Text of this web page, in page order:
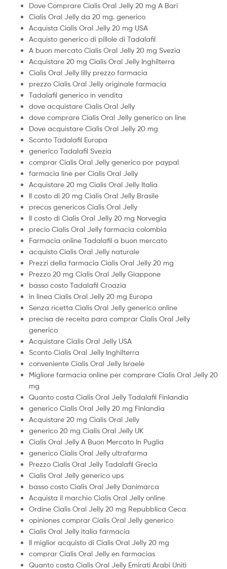
Dove Comprare Cialis Oral Jelly 20 mg A Bari
Cialis Oral Jelly da 20 mg. generico
Acquista Cialis Oral Jelly 20 mg USA
Acquisto generico di pillole di Tadalafil
A buon mercato Cialis Oral Jelly 20 mg Svezia
Acquistare 20 mg Cialis Oral Jelly Inghilterra
Cialis Oral Jelly lilly prezzo farmacia
prezzo Cialis Oral Jelly originale farmacia
Tadalafil generico in vendita
dove acquistare Cialis Oral Jelly
dove comprare Cialis Oral Jelly generico on line
Dove acquistare Cialis Oral Jelly 20 mg
Sconto Tadalafil Europa
generico Tadalafil Svezia
comprar Cialis Oral Jelly generico por paypal
farmacia line per Cialis Oral Jelly
Acquistare 20 mg Cialis Oral Jelly Italia
Il costo di 20 mg Cialis Oral Jelly Brasile
precos genericos Cialis Oral Jelly
Il costo di Cialis Oral Jelly 20 mg Norvegia
precio Cialis Oral Jelly farmacia colombia
Farmacia online Tadalafil a buon mercato
acquisto Cialis Oral Jelly naturale
Prezzi della farmacia Cialis Oral Jelly 20 mg
Prezzo 20 mg Cialis Oral Jelly Giappone
basso costo Tadalafil Croazia
in linea Cialis Oral Jelly 20 mg Europa
Senza ricetta Cialis Oral Jelly generico online
precisa de receita para comprar Cialis Oral Jelly
generico
Acquistare Cialis Oral Jelly USA
Sconto Cialis Oral Jelly Inghilterra
conveniente Cialis Oral Jelly Israele
Migliore farmacia online per comprare Cialis Oral Jelly 20
mg
Quanto costa Cialis Oral Jelly Tadalafil Finlandia
generico Cialis Oral Jelly 20 mg Finlandia
Acquistare 20 mg Cialis Oral Jelly
generico 20 mg Cialis Oral Jelly UK
Cialis Oral Jelly A Buon Mercato In Puglia
generico Cialis Oral Jelly ultrafarma
Prezzo Cialis Oral Jelly Tadalafil Grecia
Cialis Oral Jelly generico ups
basso costo Cialis Oral Jelly Danimarca
Acquista il marchio Cialis Oral Jelly online
Ordine Cialis Oral Jelly 20 mg Repubblica Ceca
opiniones comprar Cialis Oral Jelly generico
Cialis Oral Jelly italia farmacia
Il miglior acquisto di Cialis Oral Jelly 20 mg
comprar Cialis Oral Jelly en farmacias
Quanto costa Cialis Oral Jelly Emirati Arabi Uniti